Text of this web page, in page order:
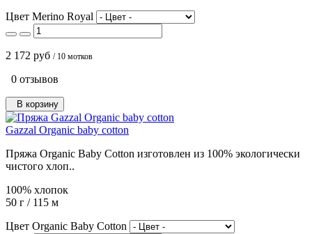
Цвет Merino Royal
2 172 руб / 10 мотков
0 отзывов
В корзину
Gazzal Organic baby cotton
Пряжа Organic Baby Cotton изготовлен из 100% экологически
чистого хлоп..
100% хлопок
50 г / 115 м
Цвет Organic Baby Cotton